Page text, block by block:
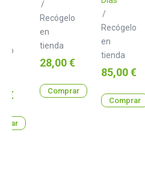
€
/
Recógelo
en
tienda
Precio
28,00 €
Comprar
/
Recógelo
en
tienda
Precio
85,00 €
Comprar